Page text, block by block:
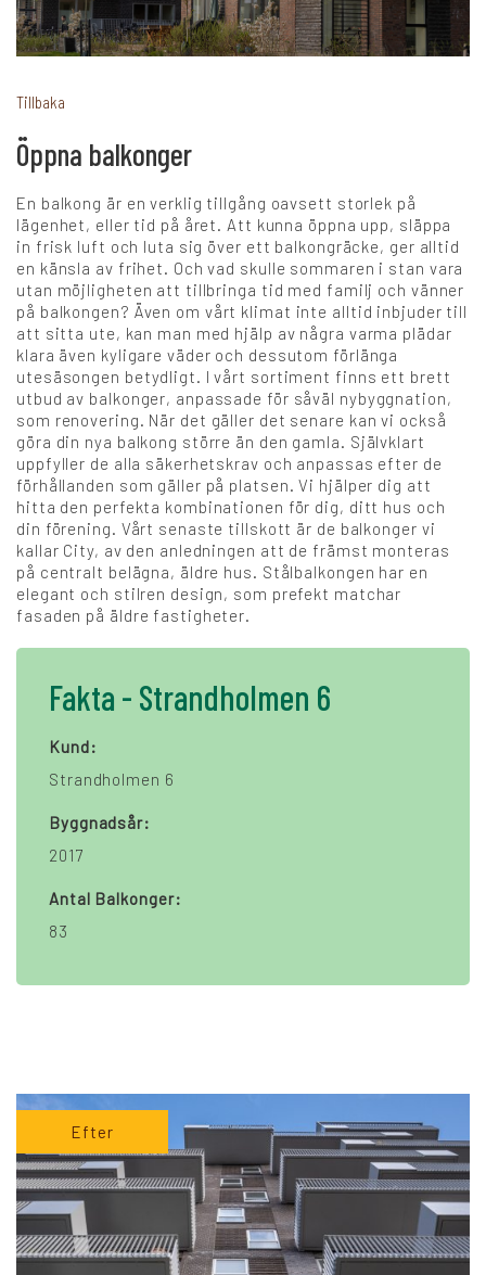
+
Språk:
SV DK NO FI DE
NL UK CH PL
Tillbaka
Öppna balkonger
En balkong är en verklig tillgång oavsett storlek på
lägenhet, eller tid på året. Att kunna öppna upp, släppa
in frisk luft och luta sig över ett balkongräcke, ger alltid
en känsla av frihet. Och vad skulle sommaren i stan vara
utan möjligheten att tillbringa tid med familj och vänner
på balkongen? Även om vårt klimat inte alltid inbjuder till
att sitta ute, kan man med hjälp av några varma plädar
klara även kyligare väder och dessutom förlänga
utesäsongen betydligt. I vårt sortiment finns ett brett
utbud av balkonger, anpassade för såväl nybyggnation,
som renovering. När det gäller det senare kan vi också
göra din nya balkong större än den gamla. Självklart
uppfyller de alla säkerhetskrav och anpassas efter de
förhållanden som gäller på platsen. Vi hjälper dig att
hitta den perfekta kombinationen för dig, ditt hus och
din förening. Vårt senaste tillskott är de balkonger vi
kallar City, av den anledningen att de främst monteras
på centralt belägna, äldre hus. Stålbalkongen har en
elegant och stilren design, som prefekt matchar
fasaden på äldre fastigheter.
Fakta - Strandholmen 6
Kund:
Strandholmen 6
Byggnadsår:
2017
Antal Balkonger:
83
Efter